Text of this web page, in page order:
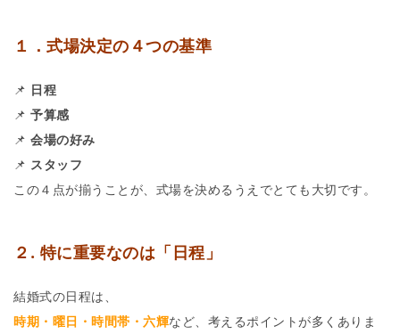
１． 式場決定の４つの基準
📌 日程
📌 予算感
📌 会場の好み
📌 スタッフ
この４点が揃うことが、式場を決めるうえでとても大切です。
２. 特に重要なのは「日程」
結婚式の日程は、
時期・曜日・時間帯・六輝など、考えるポイントが多くありま